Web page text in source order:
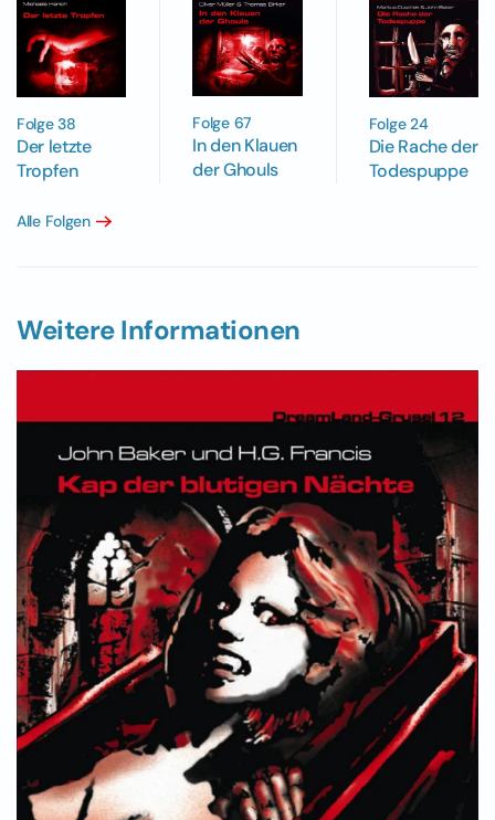
Folge 38
Der letzte
Tropfen
Folge 67
In den Klauen
der Ghouls
Folge 24
Die Rache der
Todespuppe
Alle Folgen
Weitere Informationen